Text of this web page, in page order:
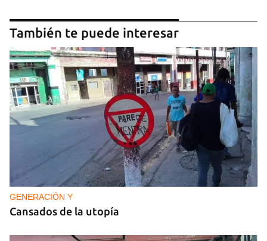
También te puede interesar
GENERACIÓN Y
Cansados de la utopía